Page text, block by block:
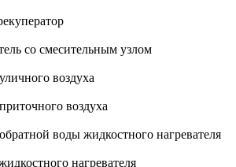
со смесительным узлом
воздуха
воздуха
воды жидкостного нагревателя
нагревателя